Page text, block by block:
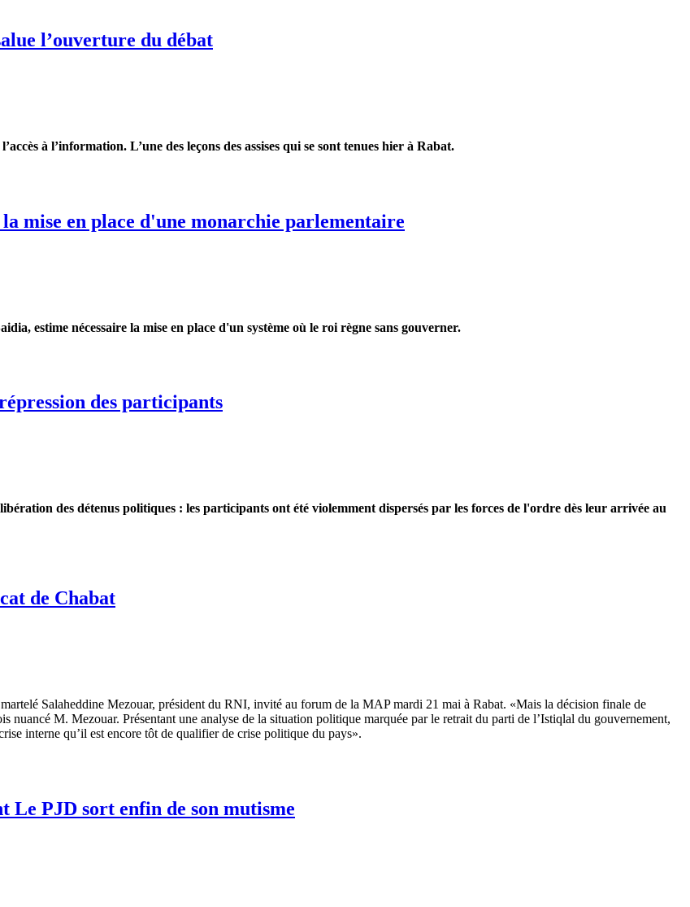
l’ouverture du débat
à l’information. L’une des leçons des assises qui se sont tenues hier à Rabat.
mise en place d'une monarchie parlementaire
estime nécessaire la mise en place d'un système où le roi règne sans gouverner.
des participants
des détenus politiques : les participants ont été violemment dispersés par les forces de l'ordre dès leur arrivée au
de Chabat
Salaheddine Mezouar, président du RNI, invité au forum de la MAP mardi 21 mai à Rabat. «Mais la décision finale de
nuancé M. Mezouar. Présentant une analyse de la situation politique marquée par le retrait du parti de l’Istiqlal du gouvernement,
interne qu’il est encore tôt de qualifier de crise politique du pays».
Le PJD sort enfin de son mutisme